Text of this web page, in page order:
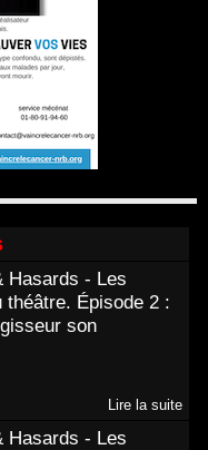
Hasards - Les
théâtre. Épisode 2 :
son
Lire la suite
Hasards - Les